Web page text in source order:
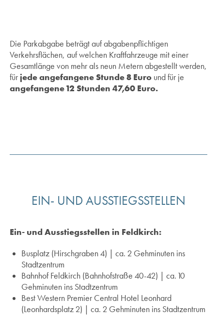
Die Parkabgabe beträgt auf abgabenpflichtigen
Verkehrsflächen, auf welchen Kraftfahrzeuge mit einer
Gesamtlänge von mehr als neun Metern abgestellt werden,
fürjede angefangene Stunde 8 Euro und für je
angefangene 12 Stunden 47,60 Euro.
EIN- UND AUSSTIEGSSTELLEN
Ein- und Ausstiegsstellen in Feldkirch:
Busplatz (Hirschgraben 4) | ca. 2 Gehminuten ins
Stadtzentrum
Bahnhof Feldkirch (Bahnhofstraße 40-42) | ca. 10
Gehminuten ins Stadtzentrum
Best Western Premier Central Hotel Leonhard
(Leonhardsplatz 2) | ca. 2 Gehminuten ins Stadtzentrum